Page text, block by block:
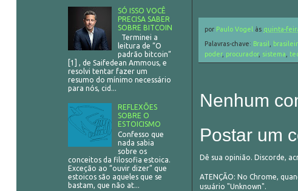
por Paulo Vogel às quinta-
Palavras-chave: Brasil,
poder, procurador, sistema,
Nenhum
Postar um
Dê sua opinião. Discorde,
ATENÇÃO: No Chrome,
usuário "Unknown".
SÓ ISSO VOCÊ
PRECISA SABER
SOBRE BITCOIN
Terminei a
leitura de “O
padrão bitcoin”
[1] , de Saifedean Ammous, e
resolvi tentar fazer um
resumo do mínimo necessário
para nós, cid...
REFLEXÕES
SOBRE O
ESTOICISMO
Confesso que
nada sabia
sobre os
conceitos da filosofia estoica.
Exceção ao “ouvir dizer” que
estoicos são aqueles que se
bastam, que não at...